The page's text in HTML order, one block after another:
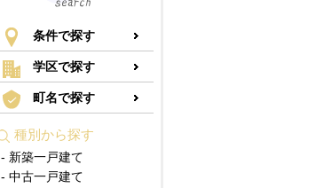
条件で探す
学区で探す
町名で探す
種別から探す
- 新築一戸建て
- 中古一戸建て